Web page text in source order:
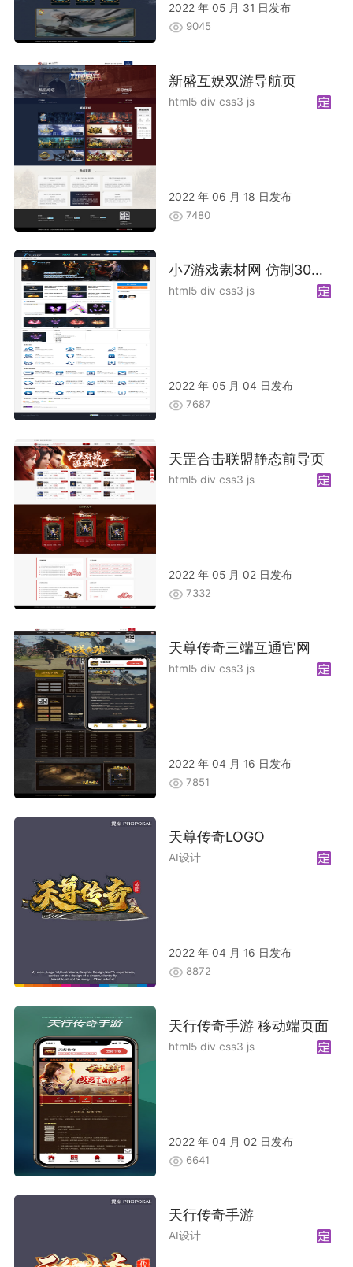
2022 年 05 月 31 日发布
9045
新盛互娱双游导航页
html5 div css3 js
2022 年 06 月 18 日发布
7480
小7游戏素材网 仿制30GM 加优化
html5 div css3 js
2022 年 05 月 04 日发布
7687
天罡合击联盟静态前导页
html5 div css3 js
2022 年 05 月 02 日发布
7332
天尊传奇三端互通官网
html5 div css3 js
2022 年 04 月 16 日发布
7851
天尊传奇LOGO
AI设计
2022 年 04 月 16 日发布
8872
天行传奇手游 移动端页面
html5 div css3 js
2022 年 04 月 02 日发布
6641
天行传奇手游
AI设计